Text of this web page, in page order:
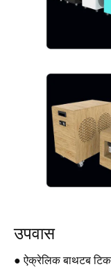
उपवास
● ऐक्रेलिक बाथटब